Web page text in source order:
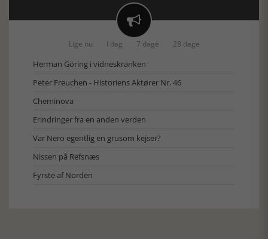

Lige nu I dag 7 dage 28 dage
Herman Göring i vidneskranken
Peter Freuchen - Historiens Aktører Nr. 46
Cheminova
Erindringer fra en anden verden
Var Nero egentlig en grusom kejser?
Nissen på Refsnæs
Fyrste af Norden